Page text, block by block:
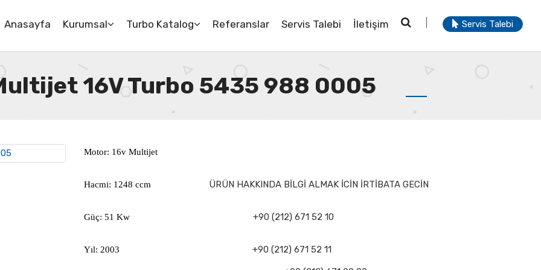
Anasayfa Kurumsal Turbo Katalog Referanslar Servis Talebi İletişim Servis Talebi
16V Turbo 5435 988 0005
Motor: 16v Multijet
Hacmi: 1248 ccm ÜRÜN HAKKINDA BİLGİ ALMAK İCİN İRTİBATA GECİN
Güç: 51 Kw +90 (212) 671 52 10
Yıl: 2003 +90 (212) 671 52 11